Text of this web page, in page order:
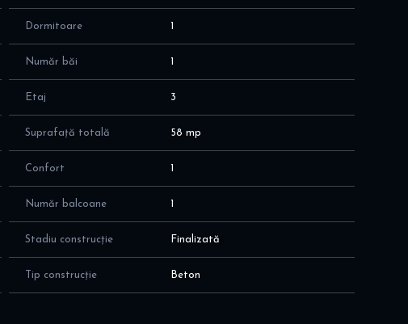
intreg; aer conditionat
aerisire naturala
reduse in lunile reci
in lunile calde
la statie autobuz STB
la Piata Sudului
Dormitoare 1
Număr băi 1
Etaj 3
Suprafață totală 58 mp
Confort 1
Număr balcoane 1
Stadiu construcție Finalizată
Tip construcție Beton